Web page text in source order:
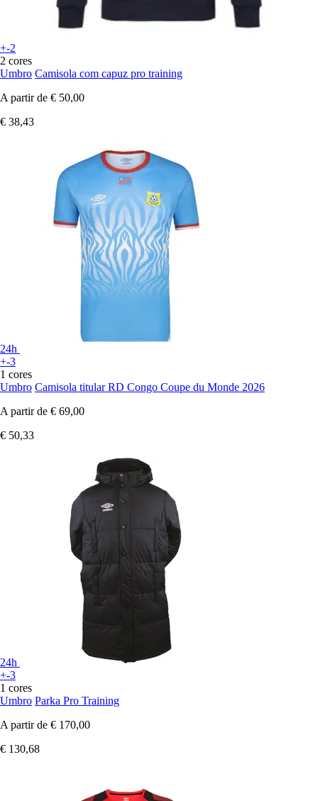
+-2
2 cores
Umbro Camisola com capuz pro training
A partir de € 50,00
€ 38,43
24h
+-3
1 cores
Umbro Camisola titular RD Congo Coupe du Monde 2026
A partir de € 69,00
€ 50,33
24h
+-3
1 cores
Umbro Parka Pro Training
A partir de € 170,00
€ 130,68